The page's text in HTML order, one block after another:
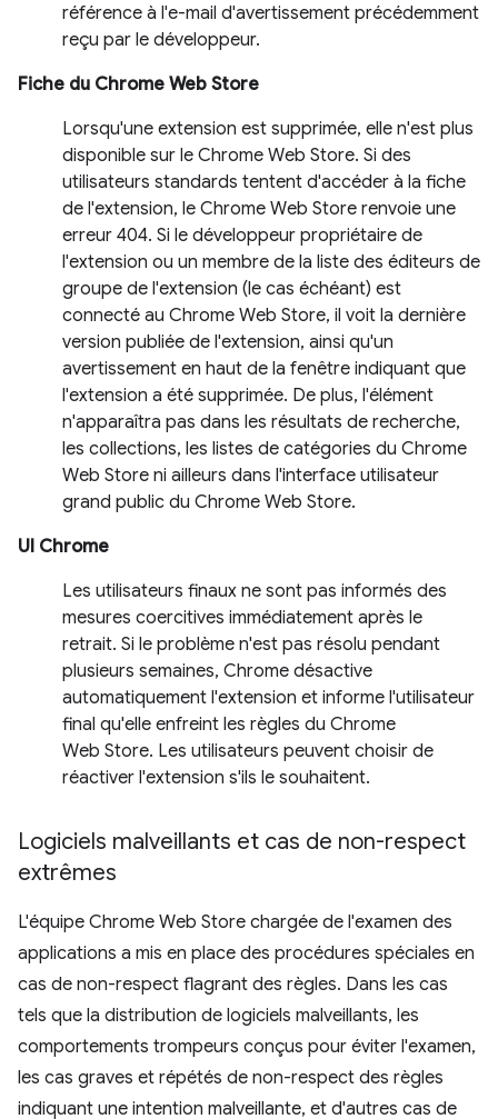
référence à l'e-mail d'avertissement précédemment
reçu par le développeur.
Fiche du Chrome Web Store
Lorsqu'une extension est supprimée, elle n'est plus
disponible sur le Chrome Web Store. Si des
utilisateurs standards tentent d'accéder à la fiche
de l'extension, le Chrome Web Store renvoie une
erreur 404. Si le développeur propriétaire de
l'extension ou un membre de la liste des éditeurs de
groupe de l'extension (le cas échéant) est
connecté au Chrome Web Store, il voit la dernière
version publiée de l'extension, ainsi qu'un
avertissement en haut de la fenêtre indiquant que
l'extension a été supprimée. De plus, l'élément
n'apparaîtra pas dans les résultats de recherche,
les collections, les listes de catégories du Chrome
Web Store ni ailleurs dans l'interface utilisateur
grand public du Chrome Web Store.
UI Chrome
Les utilisateurs finaux ne sont pas informés des
mesures coercitives immédiatement après le
retrait. Si le problème n'est pas résolu pendant
plusieurs semaines, Chrome désactive
automatiquement l'extension et informe l'utilisateur
final qu'elle enfreint les règles du Chrome
Web Store. Les utilisateurs peuvent choisir de
réactiver l'extension s'ils le souhaitent.
Logiciels malveillants et cas de non-respect
extrêmes
L'équipe Chrome Web Store chargée de l'examen des
applications a mis en place des procédures spéciales en
cas de non-respect flagrant des règles. Dans les cas
tels que la distribution de logiciels malveillants, les
comportements trompeurs conçus pour éviter l'examen,
les cas graves et répétés de non-respect des règles
indiquant une intention malveillante, et d'autres cas de